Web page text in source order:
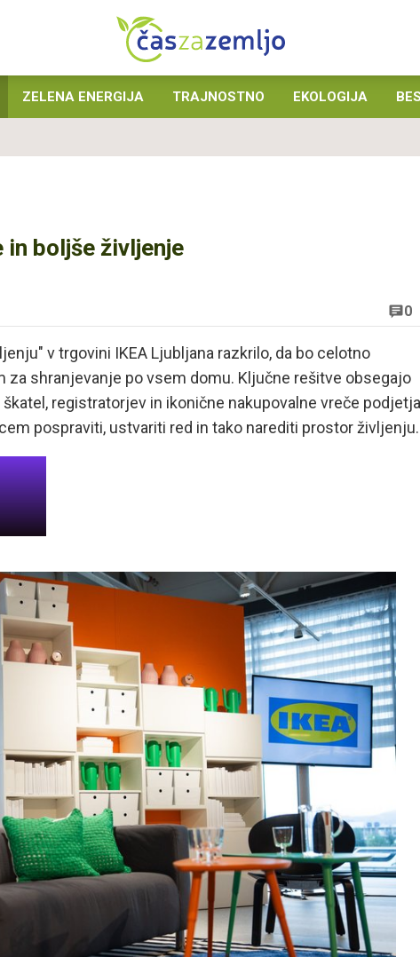
ZELENA ENERGIJA TRAJNOSTNO EKOLOGIJA
in boljše življenje
0
v trgovini IKEA Ljubljana razkrilo, da bo celotno
shranjevanje po vsem domu. Ključne rešitve obsegajo
registratorjev in ikonične nakupovalne vreče podjetja
pospraviti, ustvariti red in tako narediti prostor življenju.